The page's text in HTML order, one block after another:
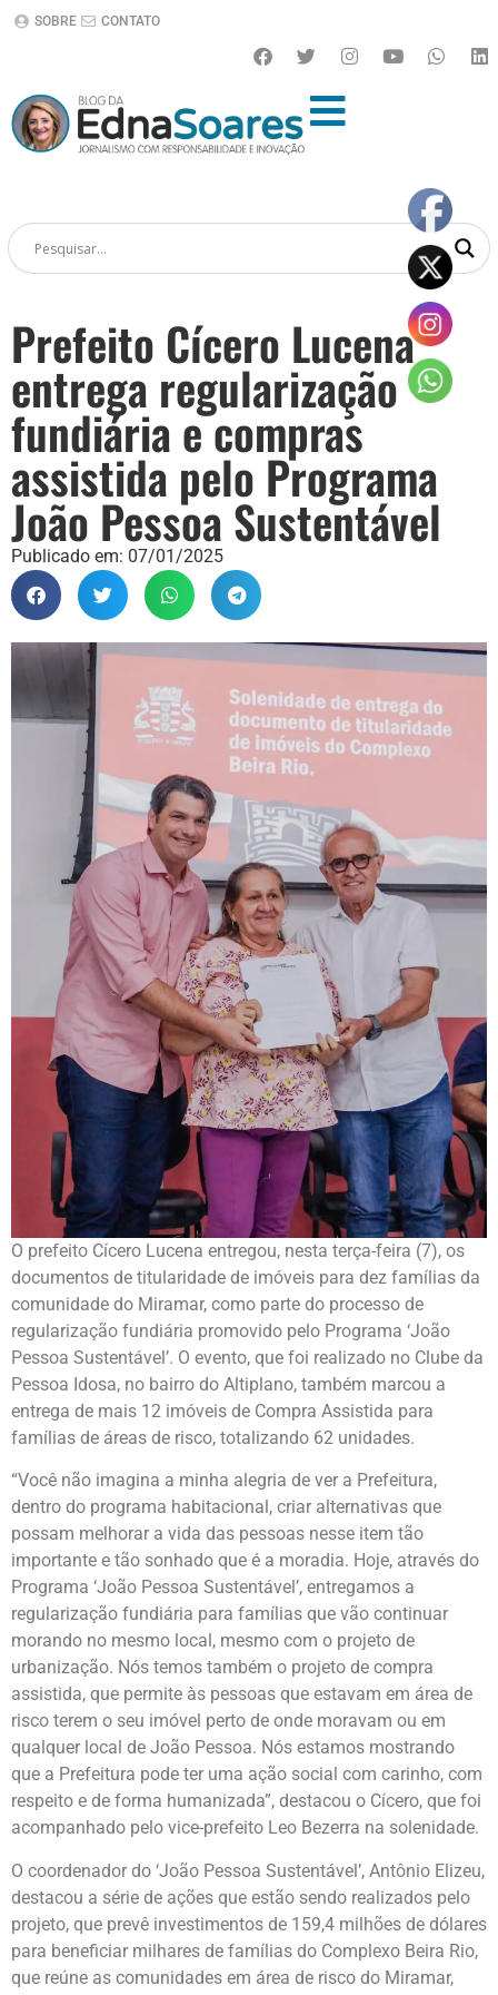
SOBRE CONTATO
Prefeito Cícero Lucena
entrega regularização
fundiária e compras
assistida pelo Programa
João Pessoa Sustentável
Publicado em: 07/01/2025
O prefeito Cícero Lucena entregou, nesta terça-feira (7), os
documentos de titularidade de imóveis para dez famílias da
comunidade do Miramar, como parte do processo de
regularização fundiária promovido pelo Programa ‘João
Pessoa Sustentável’. O evento, que foi realizado no Clube da
Pessoa Idosa, no bairro do Altiplano, também marcou a
entrega de mais 12 imóveis de Compra Assistida para
famílias de áreas de risco, totalizando 62 unidades.
“Você não imagina a minha alegria de ver a Prefeitura,
dentro do programa habitacional, criar alternativas que
possam melhorar a vida das pessoas nesse item tão
importante e tão sonhado que é a moradia. Hoje, através do
Programa ‘João Pessoa Sustentável’, entregamos a
regularização fundiária para famílias que vão continuar
morando no mesmo local, mesmo com o projeto de
urbanização. Nós temos também o projeto de compra
assistida, que permite às pessoas que estavam em área de
risco terem o seu imóvel perto de onde moravam ou em
qualquer local de João Pessoa. Nós estamos mostrando
que a Prefeitura pode ter uma ação social com carinho, com
respeito e de forma humanizada”, destacou o Cícero, que foi
acompanhado pelo vice-prefeito Leo Bezerra na solenidade.
O coordenador do ‘João Pessoa Sustentável’, Antônio Elizeu,
destacou a série de ações que estão sendo realizados pelo
projeto, que prevê investimentos de 159,4 milhões de dólares
para beneficiar milhares de famílias do Complexo Beira Rio,
que reúne as comunidades em área de risco do Miramar,